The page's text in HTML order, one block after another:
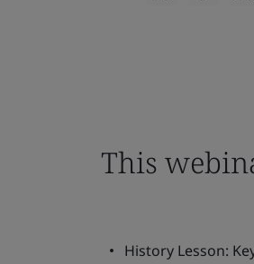
This
History Lesson: